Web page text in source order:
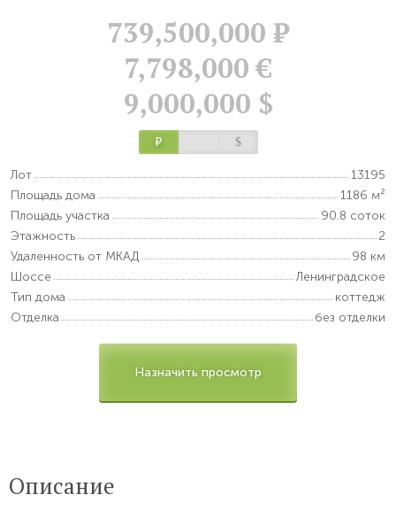
739,500,000 Р
7,798,000 €
9,000,000 $
Р $
Лот
13195
Площадь дома
1186 м²
Площадь участка
90.8 соток
Этажность
2
Удаленность от МКАД
98 км
Шоссе
Ленинградское
Тип дома
коттедж
Отделка
без отделки
Назначить просмотр
Описание